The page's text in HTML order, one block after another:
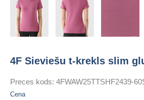
4F Sieviešu t-krekls slim
Preces kods: 4FWAW25TTSHF2439-
Cena